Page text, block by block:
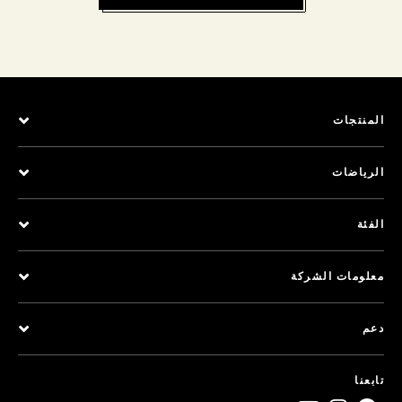
المنتجات
الرياضات
الفئة
معلومات الشركة
دعم
تابعنا